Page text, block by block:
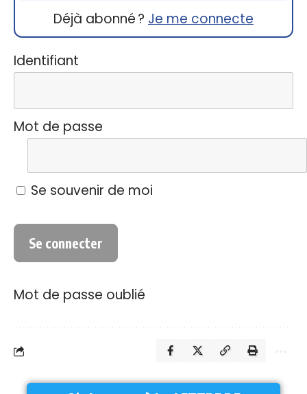
Déjà abonné ? Je me connecte
Identifiant
Mot de passe
Se souvenir de moi
Mot de passe oublié